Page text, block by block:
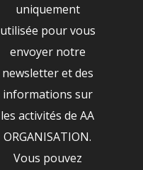
uniquement
utilisée pour vous
envoyer notre
newsletter et des
informations sur
les activités de AA
ORGANISATION.
Vous pouvez